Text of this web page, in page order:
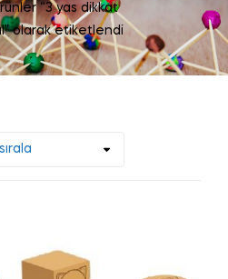
“3 yas dikkat
olarak etiketlendi